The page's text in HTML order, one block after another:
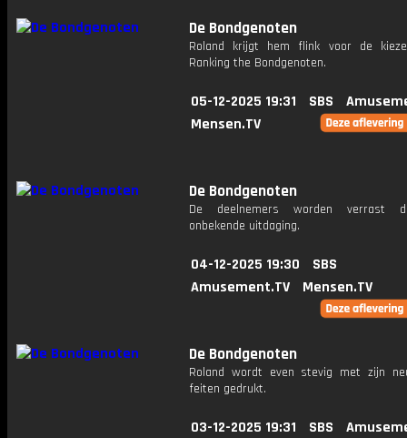
De Bondgenoten
Roland krijgt hem flink voor de
Ranking the Bondgenoten.
05-12-2025 19:31 SBS
Mensen.TV
De Bondgenoten
De deelnemers worden verrast
onbekende uitdaging.
04-12-2025 19:30
SBS
Amusement.TV
Mensen.TV
De Bondgenoten
Roland wordt even stevig met zijn
feiten gedrukt.
03-12-2025 19:31 SBS